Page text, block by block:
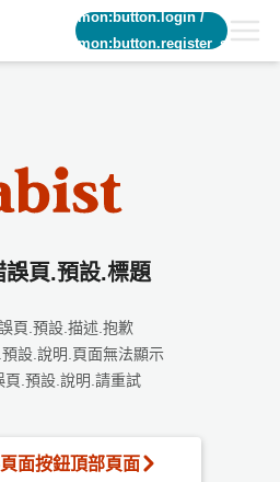
common:button.login/
common:button.register_short
誤頁.預設.標題
頁.預設.描述.抱歉
設.說明.頁面無法顯示
頁.預設.說明.請重試
面按鈕頂部頁面